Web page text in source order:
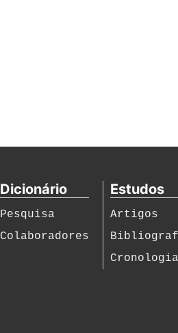
Dicionário
Pesquisa
Colaboradores
Estudos
Artigos